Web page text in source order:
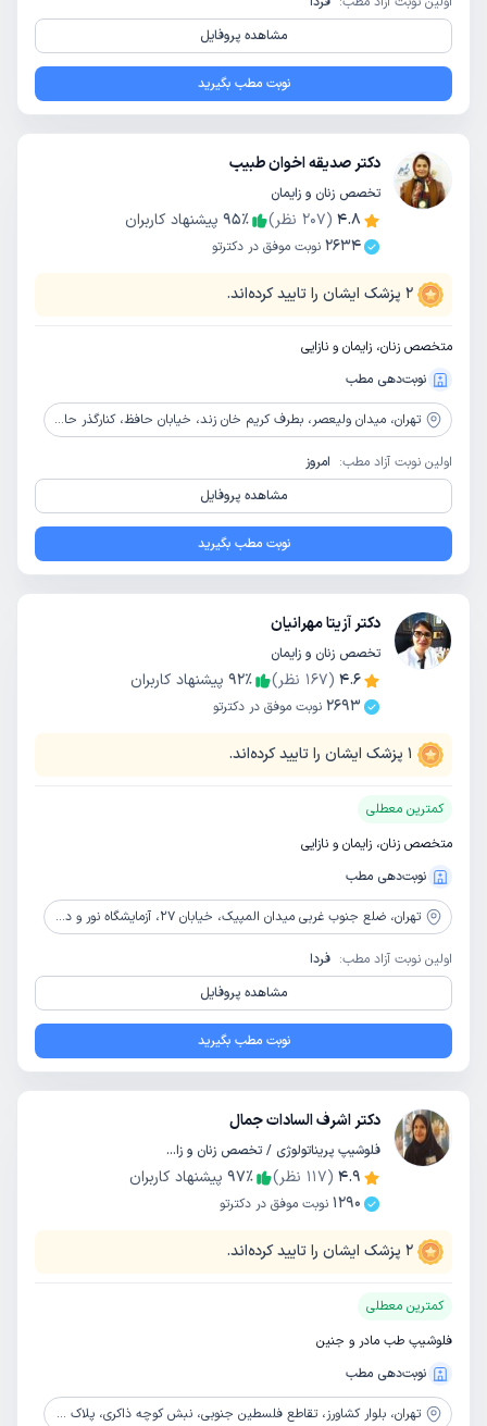
مشاهده پروفایل
نوبت مطب بگیرید
دکتر صدیقه اخوان طبیب
تخصص زنان و زایمان
4.8
(
207 نظر) 95٪
پیشنهاد کاربران
2634 نوبت موفق در دکترتو
2 پزشک ایشان را تایید کرده‌اند.
متخصص زنان، زایمان و نازایی
نوبت‌دهی مطب
تهران، میدان ولیعصر، بطرف کریم خان زند، خیابان حافظ، کنارگذر حافظ، کوچه ولدی، بعد از بیمارستان فیروزگر، پلاک 26، طبقه 1
اولین نوبت آزاد مطب: امروز
مشاهده پروفایل
نوبت مطب بگیرید
دکتر آزیتا مهرانیان
تخصص زنان و زایمان
4.6
(
167 نظر) 92٪
پیشنهاد کاربران
2693 نوبت موفق در دکترتو
1 پزشک ایشان را تایید کرده‌اند.
کمترین معطلی
متخصص زنان، زایمان و نازایی
نوبت‌دهی مطب
تهران، ضلع جنوب غربی میدان المپیک، خیابان 27، آزمایشگاه نور و دانش، طبقه 3
اولین نوبت آزاد مطب: فردا
مشاهده پروفایل
نوبت مطب بگیرید
دکتر اشرف السادات جمال
فلوشیپ پریناتولوژی / تخصص زنان و زایمان
4.9
(
117 نظر) 97٪
پیشنهاد کاربران
1290 نوبت موفق در دکترتو
2 پزشک ایشان را تایید کرده‌اند.
کمترین معطلی
فلوشیپ طب مادر و جنین
نوبت‌دهی مطب
تهران، بلوار کشاورز، تقاطع فلسطین جنوبی، نبش کوچه ذاکری، پلاک 405